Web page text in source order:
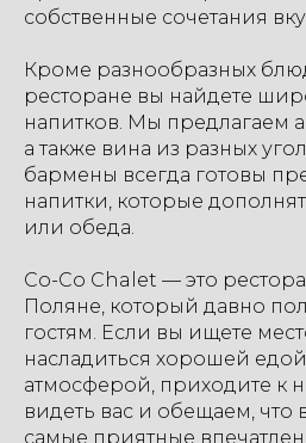
собственные сочетания
Кроме разнообразных
ресторане вы найдете
напитков. Мы предлагаем
а также вина из разных
бармены всегда готовы
напитки, которые
или обеда.
Co-Co Chalet — это
Поляне, который давно
гостям. Если вы ищете
насладиться хорошей
атмосферой, приходите к
видеть вас и обещаем, что
самые приятные